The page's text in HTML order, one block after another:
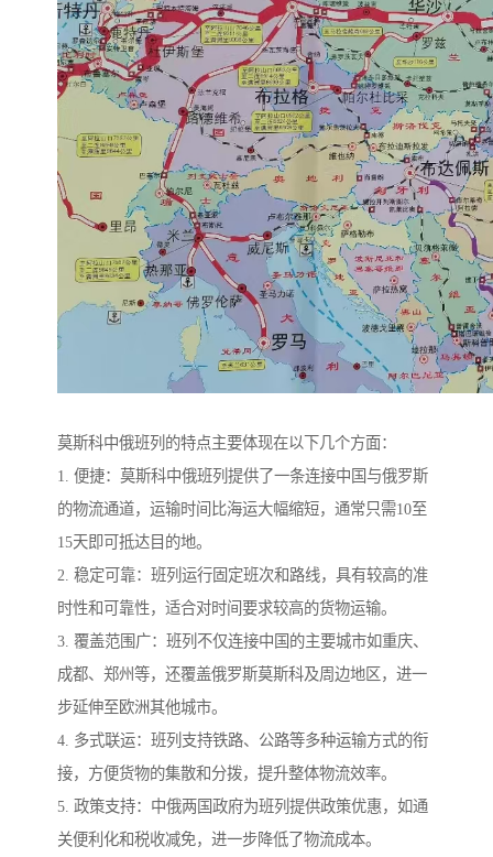
莫斯科中俄班列的特点主要体现在以下几个方面：
1. 便捷：莫斯科中俄班列提供了一条连接中国与俄罗斯
的物流通道，运输时间比海运大幅缩短，通常只需10至
15天即可抵达目的地。
2. 稳定可靠：班列运行固定班次和路线，具有较高的准
时性和可靠性，适合对时间要求较高的货物运输。
3. 覆盖范围广：班列不仅连接中国的主要城市如重庆、
成都、郑州等，还覆盖俄罗斯莫斯科及周边地区，进一
步延伸至欧洲其他城市。
4. 多式联运：班列支持铁路、公路等多种运输方式的衔
接，方便货物的集散和分拨，提升整体物流效率。
5. 政策支持：中俄两国政府为班列提供政策优惠，如通
关便利化和税收减免，进一步降低了物流成本。